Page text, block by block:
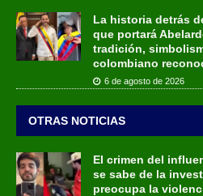
La historia detrás
que portará
tradición,
colombiano
6 de agosto de 2026
OTRAS NOTICIAS
El crimen del
se sabe de la
preocupa la